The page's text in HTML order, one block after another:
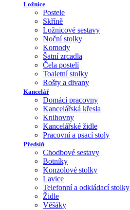
Ložnice
Postele
Skříně
Ložnicové sestavy
Noční stolky
Komody
Šatní zrcadla
Čela postelí
Toaletní stolky
Rošty a divany
Kancelář
Domácí pracovny
Kancelářská křesla
Knihovny
Kancelářské židle
Pracovní a psací stoly
Předsíň
Chodbové sestavy
Botníky
Konzolové stolky
Lavice
Telefonní a odkládací stolky
Židle
Věšáky